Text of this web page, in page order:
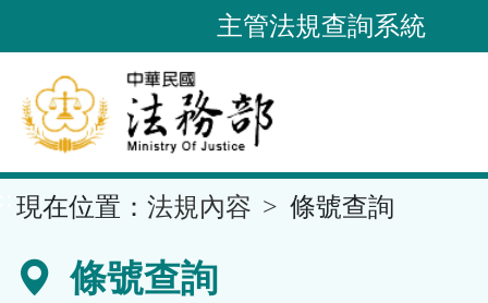
到
要
內
容
區
主管法規查詢系統
現在位置： 法規內容 條號查詢
條號查詢